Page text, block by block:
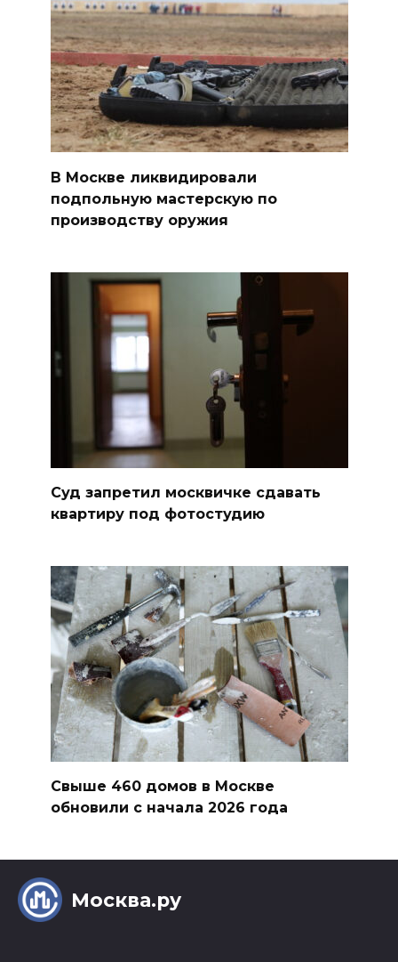
В Москве ликвидировали
подпольную мастерскую по
производству оружия
Суд запретил москвичке сдавать
квартиру под фотостудию
Свыше 460 домов в Москве
обновили с начала 2026 года
Москва.ру